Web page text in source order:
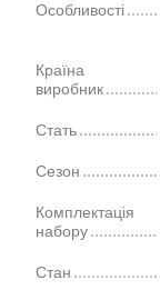
Особливості
Країна
виробник
Стать
Сезон
Комплектація
набору
Стан